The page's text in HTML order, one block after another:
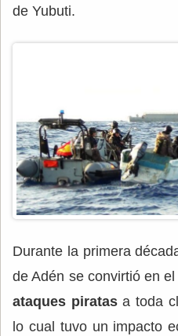
de Yubuti.
Durante la primera
de Adén se convirtió en
ataques piratasa toda
lo cual tuvo un impacto